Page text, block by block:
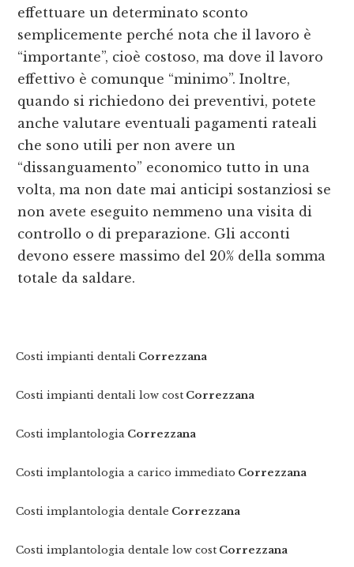
effettuare un determinato sconto
semplicemente perché nota che il lavoro è
“importante”, cioè costoso, ma dove il lavoro
effettivo è comunque “minimo”. Inoltre,
quando si richiedono dei preventivi, potete
anche valutare eventuali pagamenti rateali
che sono utili per non avere un
“dissanguamento” economico tutto in una
volta, ma non date mai anticipi sostanziosi se
non avete eseguito nemmeno una visita di
controllo o di preparazione. Gli acconti
devono essere massimo del 20% della somma
totale da saldare.
Costi impianti dentali Correzzana
Costi impianti dentali low cost Correzzana
Costi implantologia Correzzana
Costi implantologia a carico immediato Correzzana
Costi implantologia dentale Correzzana
Costi implantologia dentale low cost Correzzana